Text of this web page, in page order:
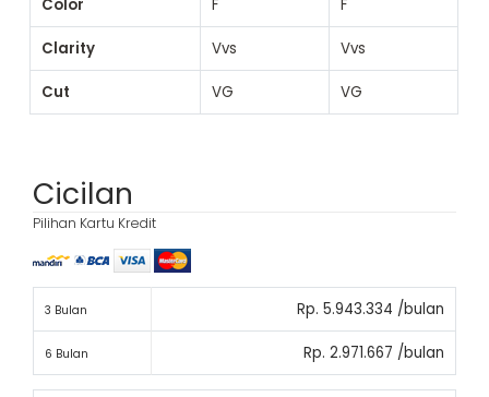
Color F F
Clarity Vvs Vvs
Cut VG VG
Cicilan
Pilihan Kartu Kredit
3 Bulan Rp. 5.943.334 /bulan
6 Bulan Rp. 2.971.667 /bulan